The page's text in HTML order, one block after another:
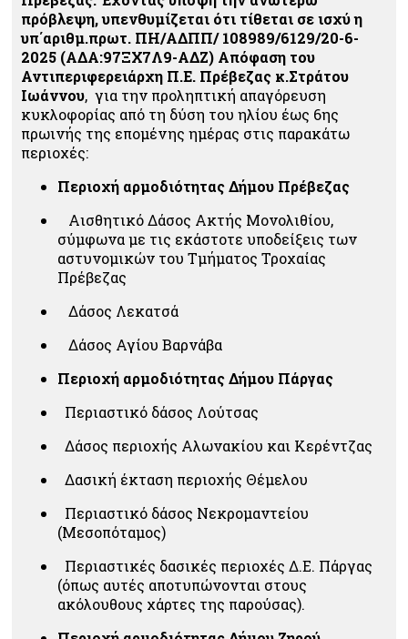
πρόβλεψη, υπενθυμίζεται ότι τίθεται σε ισχύ η
υπ΄αριθμ.πρωτ. ΠΗ/ΑΔΠΠ/ 108989/6129/20-6-
2025 (ΑΔΑ:97ΞΧ7Λ9-ΑΔΖ) Απόφαση του
Αντιπεριφερειάρχη Π.Ε. Πρέβεζας κ.Στράτου
Ιωάννου, για την προληπτική απαγόρευση
κυκλοφορίας από τη δύση του ηλίου έως 6ης
πρωινής της επομένης ημέρας στις παρακάτω
περιοχές:
Περιοχή αρμοδιότητας Δήμου Πρέβεζας
Αισθητικό Δάσος Ακτής Μονολιθίου,
σύμφωνα με τις εκάστοτε υποδείξεις των
αστυνομικών του Τμήματος Τροχαίας
Πρέβεζας
Δάσος Λεκατσά
Δάσος Αγίου Βαρνάβα
Περιοχή αρμοδιότητας Δήμου Πάργας
Περιαστικό δάσος Λούτσας
Δάσος περιοχής Αλωνακίου και Κερέντζας
Δασική έκταση περιοχής Θέμελου
Περιαστικό δάσος Νεκρομαντείου
(Μεσοπόταμος)
Περιαστικές δασικές περιοχές Δ.Ε. Πάργας
(όπως αυτές αποτυπώνονται στους
ακόλουθους χάρτες της παρούσας).